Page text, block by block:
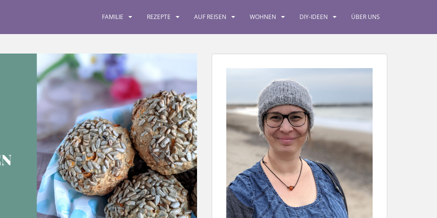
FAMILIE REZEPTE AUF REISEN WOHNEN DIY-IDEEN ÜBER UNS